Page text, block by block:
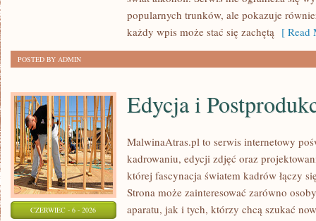
popularnych trunków, ale pokazuje
każdy wpis może stać się zachętą [ Read
POSTED BY ADMIN
CZERWIEC - 6 - 2026
Edycja i
MalwinaAtras.pl to serwis internetowy
kadrowaniu, edycji zdjęć oraz
której fascynacja światem kadrów łączy
Strona może zainteresować zarówno
aparatu, jak i tych, którzy chcą szukać